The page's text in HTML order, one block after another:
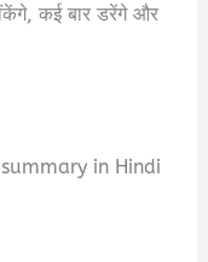
कई बार डरेंगे और
in Hindi